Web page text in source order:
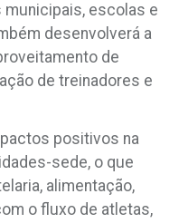
escolas e
desenvolverá a
de
de treinadores e
positivos na
sede, o que
alimentação,
o fluxo de atletas,